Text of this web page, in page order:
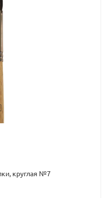
Кисть"Аврора" из волоса белки, круглая №7